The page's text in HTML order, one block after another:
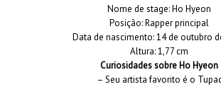
Nome de stage: Ho Hyeon
Posição: Rapper principal
Data de nascimento: 14 de outubro
Altura: 1,77 cm
Curiosidades sobre Ho Hyeon
– Seu artista favorito é o